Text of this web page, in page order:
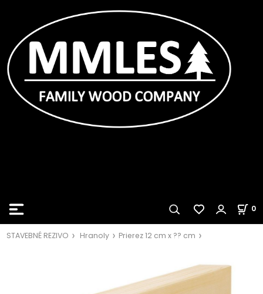
0
STAVEBNÉ REZIVO Hranoly Prierez 12 cm x ?? cm